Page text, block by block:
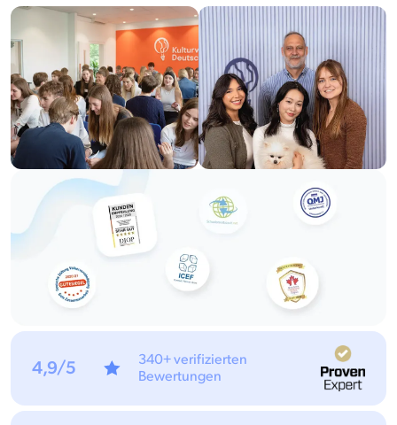
4,9/5
340+ verifizierten
Bewertungen